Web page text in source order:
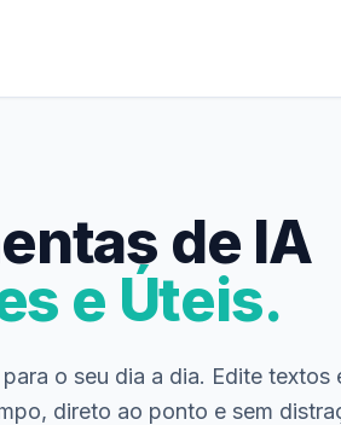
de IA
e Úteis.
o seu dia a dia. Edite textos
direto ao ponto e sem